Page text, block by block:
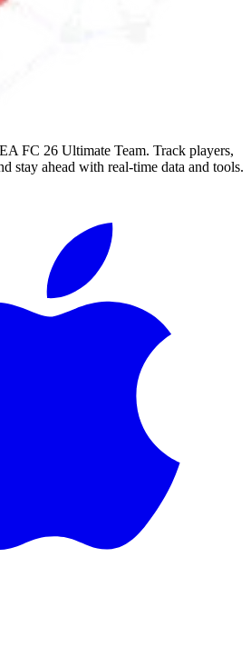
FC 26 Ultimate Team. Track players,
stay ahead with real-time data and tools.